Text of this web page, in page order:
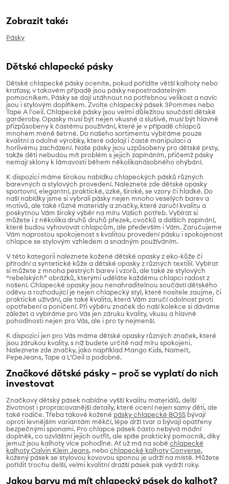
Zobrazit také:
Pásky
Dětské chlapecké pásky
Dětské chlapecké páskyoceníte, pokud pořídíte větší kalhoty nebo
kraťasy, v takovém případě jsou pásky nepostradatelným
pomocníkem. Pásky se dají utáhnout na potřebnou velikost a navíc
jsou i stylovým doplňkem. Zvolte chlapecký pásek 3Pommes nebo
Tape A l'oeil. Chlapecké pásky jsou velmi důležitou součástí dětské
garderoby. Opasky musí být nejen vkusné a slušivé, musí být hlavně
přizpůsobeny k častému používání, které je v případě chlapců
mnohem méně šetrné. Do našeho sortimentu vybíráme pouze
kvalitní a odolné výrobky, které odolají i časté manipulaci a
horlivému zacházení. Naše pásky jsou uzpůsobeny pro dětské prsty,
takže děti nebudou mít problém s jejich zapínáním, přičemž pásky
nemají sklony k lámavosti během několikanásobného ohýbání.
K dispozici máme širokou nabídku chlapeckých pásků různých
barevných a stylových provedení. Naleznete zde dětské opasky
sportovní, elegantní, praktické, úzké, široké, se vzory či hladké. Do
naší nabídky jsme si vybrali pásky nejen mnoho veselých barev a
motivů, ale také různé materiály a značky, které zaručí kvalitu a
poskytnou Vám široký výběr na míru Vašich potřeb. Vybírat si
můžete i z několika druhů druhů přezek, cvočků a dalších zapínání,
které budou vyhovovat chlapcům, ale především i Vám. Zaručujeme
Vám naprostou spokojenost s kvalitou provedení pásku i spokojenost
chlapce se stylovým vzhledem a snadným používáním.
V této kategorii naleznete kožené dětské opasky z eko-kůže či
přírodní a syntetické kůže a dětské opasky z různých textilií. Vybírat
si můžete z mnoha pestrých barev i vzorů, ale také ze stylových
“rebelských” obrázků, kterými uděláte každému chlapci radost z
nošení. Chlapecké opasky jsou nenahraditelnou součástí dětského
oděvu a rozhodující je nejen chlapecký styl, které nositele zaujme, či
praktické užívání, ale také kvalita, která Vám zaručí odolnost proti
opotřebení a poničení. Při výběru značek do naší kolekce si dáváme
záležet a vybíráme pro Vás jen záruku kvality, vkusu a hlavně
pohodlnosti nejen pro Vás, ale i pro ty nejmenší.
K dispozici jen pro Vás máme dětské opasky různých značek, které
jsou zárukou kvality, s níž budete určitě nad míru spokojeni.
Naleznete zde značky, jako například Mango Kids, NameIt,
PepeJeans, Tape a L’Oeil a podobné.
Značkové dětské pásky – proč se vyplatí do nich
investovat
Značkový dětský pásek nabídne vyšší kvalitu materiálů, delší
životnost i propracovanější detaily, které ocení nejen samy děti, ale
také rodiče. Třeba takové kožené pásky chlapecké BOSS bývají
oproti levnějším variantám měkčí, lépe drží tvar a bývají opatřeny
bezpečnými sponami. Pro chlapce pásek často nebývá módní
doplněk, co ozvláštní jejich outfit, ale spíše praktický pomocník, díky
jemuž jsou kalhoty více pohodlné. Ať už má na sobě chlapecké
kalhoty Calvin Klein Jeans, nebochlapecké kalhoty Converse,
kožený pásek se stylovou kovovou sponou je udrží na místě. Můžete
pořídit trochu delší, velmi kvalitní dražší pásek pak vydrží roky.
Jakou barvu má mít chlapecký pásek do kalhot?